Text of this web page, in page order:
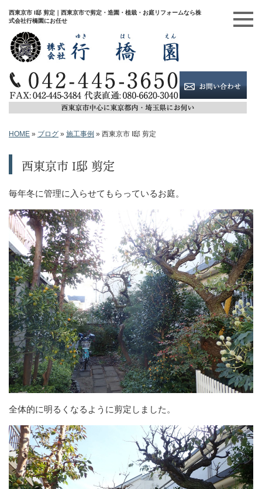
西東京市 I邸 剪定｜西東京市で剪定・造園・植栽・お庭リフォームなら株
式会社行橋園にお任せ
HOME » ブログ » 施工事例 » 西東京市 I邸 剪定
西東京市 I邸 剪定
毎年冬に管理に入らせてもらっているお庭。
全体的に明るくなるように剪定しました。